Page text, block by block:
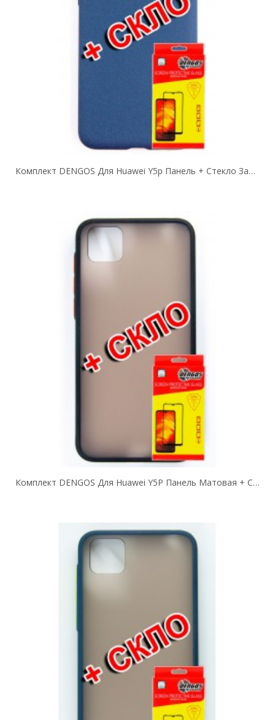
Комплект DENGOS Для Huawei Y5p Панель + Стекло Защитное Carbon (Blue)...
Комплект DENGOS Для Huawei Y5P Панель Матовая + Стекло Защитное (Black)...